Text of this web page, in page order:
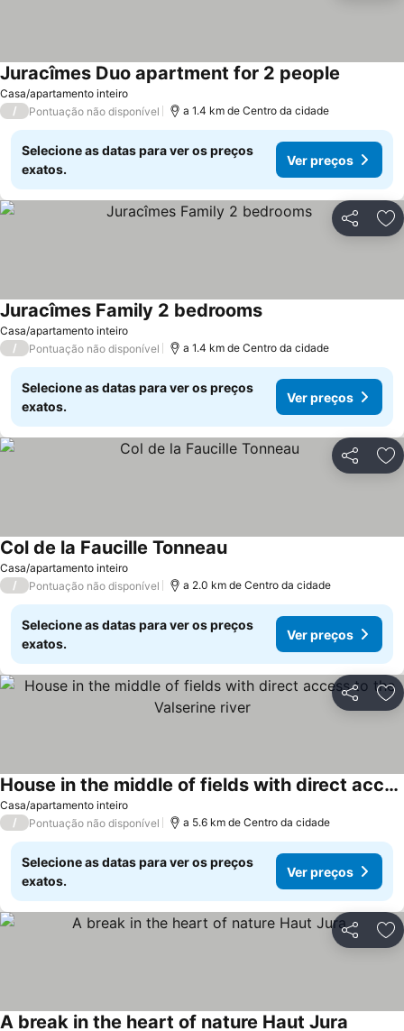
Casa/apartamento inteiro
Juracîmes Duo apartment for 2 people
/ Pontuação não disponível a 1.4 km de Centro da cidade
Selecione as datas para ver os preços
exatos.
Ver preços
Partilhar
Casa/apartamento inteiro
Juracîmes Family 2 bedrooms
/ Pontuação não disponível a 1.4 km de Centro da cidade
Selecione as datas para ver os preços
exatos.
Ver preços
Partilhar
Casa/apartamento inteiro
Col de la Faucille Tonneau
/ Pontuação não disponível a 2.0 km de Centro da cidade
Selecione as datas para ver os preços
exatos.
Ver preços
Partilhar
Casa/apartamento inteiro
House in the middle of fields with direct access to the Valserine river
/ Pontuação não disponível a 5.6 km de Centro da cidade
Selecione as datas para ver os preços
exatos.
Ver preços
Partilhar
A break in the heart of nature Haut Jura